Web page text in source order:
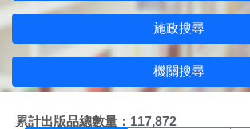
施政搜尋
機關搜尋
累計出版品總數量：117,872
主題搜尋結果頁面